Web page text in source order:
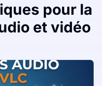
pour la
et vidéo